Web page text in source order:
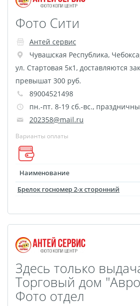
Открытки и
приглашения
Рамки и шары водяные
Фотокарточки
Домовые таблички
Наклейки и стикеры
Альбом брелок
Наградные ленты
Фоторамки
Фотообложка для
студенческого
блокноты
Портфолио
Замки с фотографией
Зажигалки
Украшение подвеска
Латексная печать
Листовки и флаеры
Фото Сити
Антей сервис
Чувашская Республика,
ул. Стартовая 5к1, доставляются
превышат 300 руб.
89004521498
пн.-пт. 8-19 сб.-вс.,
202358@mail.ru
Варианты оплаты
Наименование
Брелок госномер 2-х сторонний
Здесь только
Торговый дом
Фото отдел